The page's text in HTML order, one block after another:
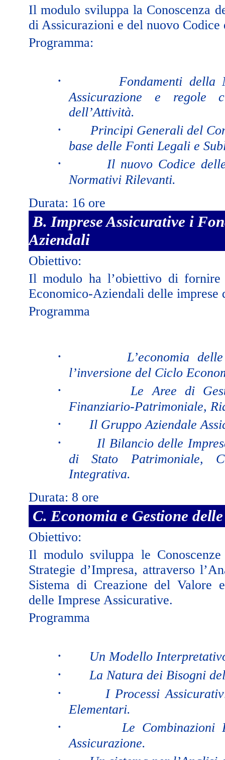
Il modulo sviluppa la Conoscenza
di Assicurazioni e del nuovo
Programma:
·
Fondamenti della
Assicurazione e regole
dell’Attività.
·
Principi Generali del
base delle Fonti Legali e
·
Il nuovo Codice
Normativi Rilevanti.
Durata: 16 ore
B. Imprese Assicurative i
Aziendali
Obiettivo:
Il modulo ha l’obiettivo di fornire
Economico-Aziendali delle imprese
Programma
·
L’economia
l’inversione del Ciclo
·
Le Aree di
Finanziario-Patrimoniale,
· Il Gruppo Aziendale
·
Il Bilancio delle
di Stato Patrimoniale,
Integrativa.
Durata: 8 ore
C. Economia e Gestione
Obiettivo:
Il modulo sviluppa le
Strategie d’Impresa, attraverso
Sistema di Creazione del Valore
delle Imprese Assicurative.
Programma
· Un Modello
· La Natura dei Bisogni
·
I Processi
Elementari.
·
Le Combinazioni
Assicurazione.